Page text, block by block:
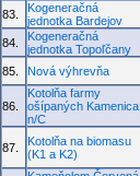
83.
Kogeneračná
jednotka Bardejov
84.
Kogeneračná
jednotka Topoľčany
85. Nová výhrevňa
86.
Kotolňa farmy
ošípaných Kamenica
n/C
87.
Kotolňa na biomasu
(K1 a K2)